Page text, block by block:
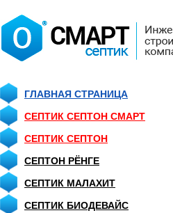
ГЛАВНАЯ СТРАНИЦА
СЕПТИК СЕПТОН СМАРТ
СЕПТИК CЕПТОН
СЕПТОН РЁНГЕ
СЕПТИК МАЛАХИТ
СЕПТИК БИОДЕВАЙС